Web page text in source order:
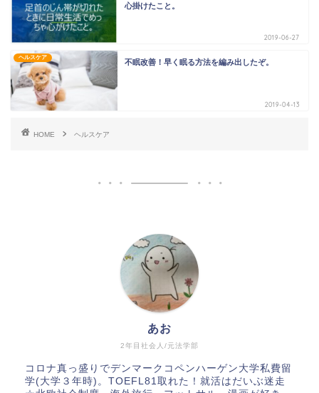
心掛けたこと。
2019-06-27
ヘルスケア
不眠改善！早く眠る方法を編み出したぞ。
2019-04-13
HOME ヘルスケア
2年目社会人/元法学部
あお
コロナ真っ盛りでデンマークコペンハーゲン大学私費留
学(大学３年時)。TOEFL81取れた！就活はだいぶ迷走